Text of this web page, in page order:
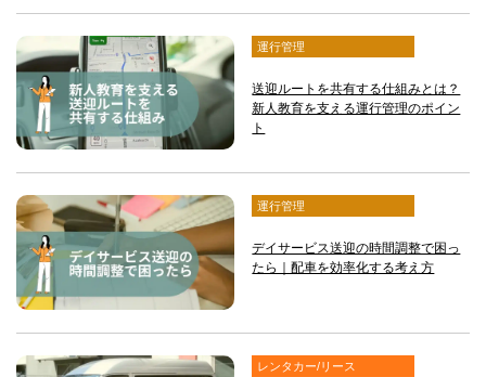
運行管理
送迎ルートを共有する仕組みとは？
新人教育を支える運行管理のポイン
ト
運行管理
デイサービス送迎の時間調整で困っ
たら｜配車を効率化する考え方
レンタカー/リース